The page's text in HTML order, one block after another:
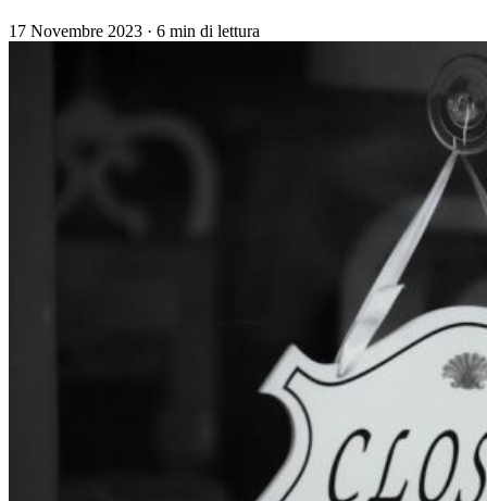
17 Novembre 2023 · 6 min di lettura